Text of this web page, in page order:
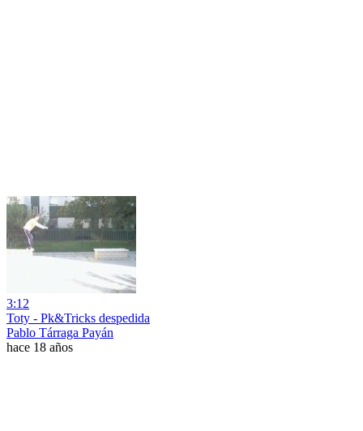
3:12
Toty - Pk&Tricks despedida
Pablo Tárraga Payán
hace 18 años